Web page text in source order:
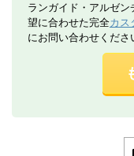
ランガイド・アルゼ
望に合わせた完全カス
にお問い合わせくださ